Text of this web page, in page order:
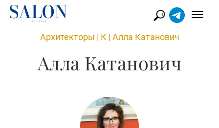
Архитекторы | К | Алла Катанович
Алла Катанович